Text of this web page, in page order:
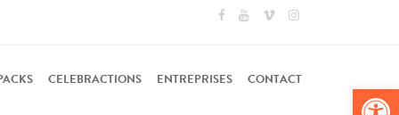
CELEBRACTIONS ENTREPRISES CONTACT